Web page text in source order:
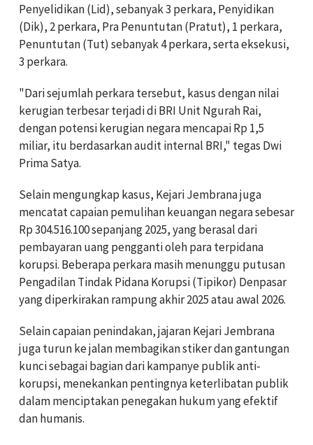
Penyelidikan (Lid), sebanyak 3 perkara, Penyidikan
(Dik), 2 perkara, Pra Penuntutan (Pratut), 1 perkara,
Penuntutan (Tut) sebanyak 4 perkara, serta eksekusi,
3 perkara.
"Dari sejumlah perkara tersebut, kasus dengan nilai
kerugian terbesar terjadi di BRI Unit Ngurah Rai,
dengan potensi kerugian negara mencapai Rp 1,5
miliar, itu berdasarkan audit internal BRI," tegas Dwi
Prima Satya.
Selain mengungkap kasus, Kejari Jembrana juga
mencatat capaian pemulihan keuangan negara sebesar
Rp 304.516.100 sepanjang 2025, yang berasal dari
pembayaran uang pengganti oleh para terpidana
korupsi. Beberapa perkara masih menunggu putusan
Pengadilan Tindak Pidana Korupsi (Tipikor) Denpasar
yang diperkirakan rampung akhir 2025 atau awal 2026.
Selain capaian penindakan, jajaran Kejari Jembrana
juga turun ke jalan membagikan stiker dan gantungan
kunci sebagai bagian dari kampanye publik anti-
korupsi, menekankan pentingnya keterlibatan publik
dalam menciptakan penegakan hukum yang efektif
dan humanis.